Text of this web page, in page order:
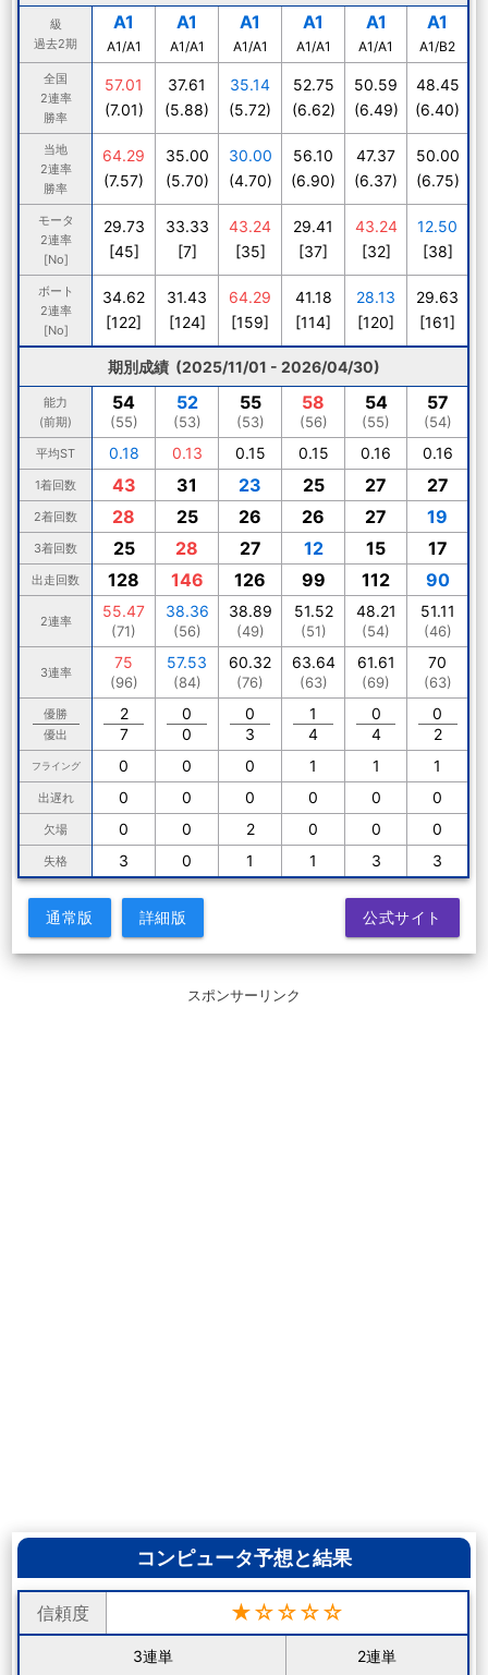
級
過去2期
A1
A1/A1
A1
A1/A1
A1
A1/A1
A1
A1/A1
A1
A1/A1
A1
A1/B2
全国
2連率
勝率
57.01
(7.01)
37.61
(5.88)
35.14
(5.72)
52.75
(6.62)
50.59
(6.49)
48.45
(6.40)
当地
2連率
勝率
64.29
(7.57)
35.00
(5.70)
30.00
(4.70)
56.10
(6.90)
47.37
(6.37)
50.00
(6.75)
モータ
2連率
[No]
29.73
[45]
33.33
[7]
43.24
[35]
29.41
[37]
43.24
[32]
12.50
[38]
ボート
2連率
[No]
34.62
[122]
31.43
[124]
64.29
[159]
41.18
[114]
28.13
[120]
29.63
[161]
期別成績 (2025/11/01 - 2026/04/30)
能力
(前期)
54
(55)
52
(53)
55
(53)
58
(56)
54
(55)
57
(54)
平均ST 0.18 0.13 0.15 0.15 0.16 0.16
1着回数 43 31 23 25 27 27
2着回数 28 25 26 26 27 19
3着回数 25 28 27 12 15 17
出走回数 128 146 126 99 112 90
2連率
55.47
(71)
38.36
(56)
38.89
(49)
51.52
(51)
48.21
(54)
51.11
(46)
3連率
75
(96)
57.53
(84)
60.32
(76)
63.64
(63)
61.61
(69)
70
(63)
優勝
優出
2
7
0
0
0
3
1
4
0
4
0
2
フライング 0 0 0 1 1 1
出遅れ 0 0 0 0 0 0
欠場 0 0 2 0 0 0
失格 3 0 1 1 3 3
通常版 詳細版 公式サイト
スポンサーリンク
コンピュータ予想と結果
信頼度 ★☆☆☆☆
3連単 2連単